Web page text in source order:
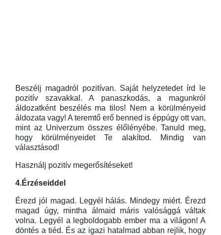
Beszélj magadról pozitívan. Saját helyzetedet írd le
pozitív szavakkal. A panaszkodás, a magunkról
áldozatként beszélés ma tilos! Nem a körülményeid
áldozata vagy! A teremtő erő benned is éppúgy ott van,
mint az Univerzum összes élőlényébe. Tanuld meg,
hogy körülményeidet Te alakítod. Mindig van
választásod!
Használj pozitív megerősítéseket!
4.Érzéseiddel
Érezd jól magad. Legyél hálás. Mindegy miért. Érezd
magad úgy, mintha álmaid máris valósággá váltak
volna. Legyél a legboldogabb ember ma a világon! A
döntés a tiéd. És az igazi hatalmad abban rejlik, hogy